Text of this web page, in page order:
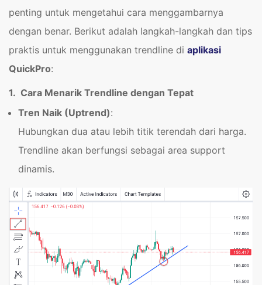
penting untuk mengetahui cara menggambarnya
dengan benar. Berikut adalah langkah-langkah dan tips
praktis untuk menggunakan trendline di aplikasi
QuickPro:
1. Cara Menarik Trendline dengan Tepat
Tren Naik (Uptrend):
Hubungkan dua atau lebih titik terendah dari harga.
Trendline akan berfungsi sebagai area support
dinamis.